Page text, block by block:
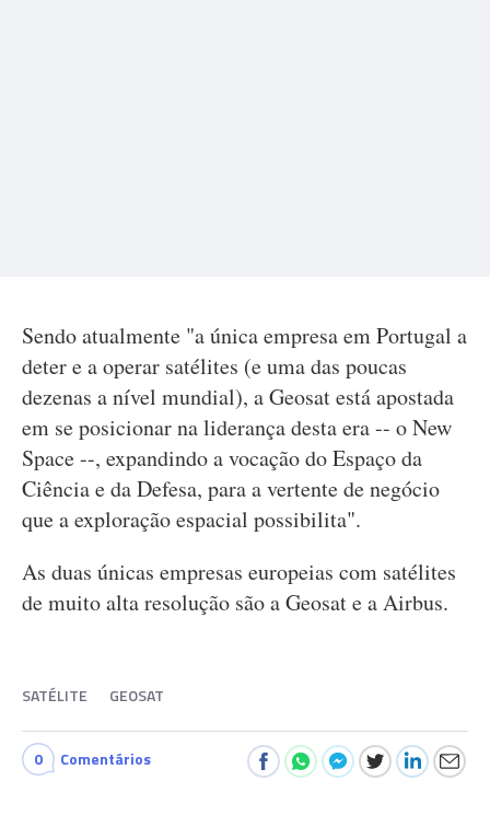
Sendo atualmente "a única empresa em Portugal a
deter e a operar satélites (e uma das poucas
dezenas a nível mundial), a Geosat está apostada
em se posicionar na liderança desta era -- o New
Space --, expandindo a vocação do Espaço da
Ciência e da Defesa, para a vertente de negócio
que a exploração espacial possibilita".
As duas únicas empresas europeias com satélites
de muito alta resolução são a Geosat e a Airbus.
SATÉLITE GEOSAT
0 Comentários